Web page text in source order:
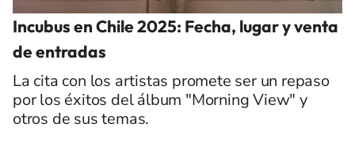
Incubus en Chile 2025: Fecha, lugar y venta
de entradas
La cita con los artistas promete ser un repaso
por los éxitos del álbum "Morning View" y
otros de sus temas.